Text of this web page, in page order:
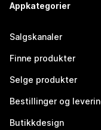
Appkategorier
Salgskanaler
Finne produkter
Selge produkter
Bestillinger og
Butikkdesign